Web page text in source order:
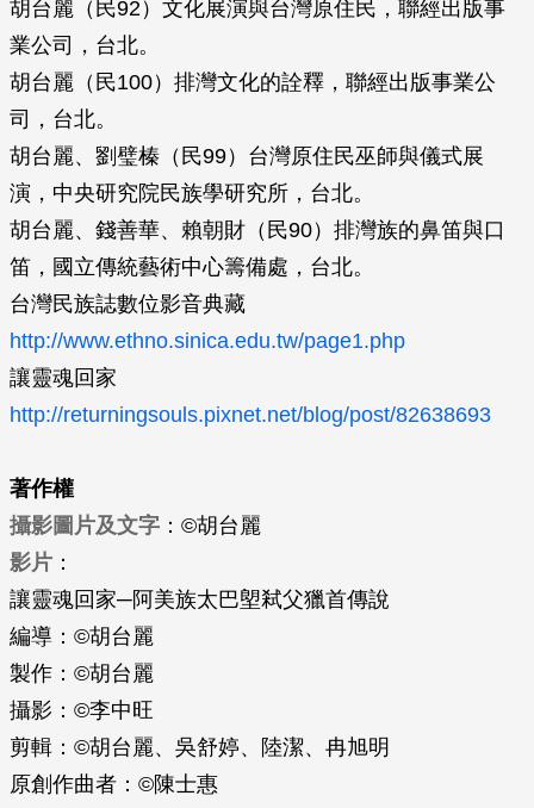
胡台麗（民92）文化展演與台灣原住民，聯經出版事
業公司，台北。
胡台麗（民100）排灣文化的詮釋，聯經出版事業公
司，台北。
胡台麗、劉璧榛（民99）台灣原住民巫師與儀式展
演，中央研究院民族學研究所，台北。
胡台麗、錢善華、賴朝財（民90）排灣族的鼻笛與口
笛，國立傳統藝術中心籌備處，台北。
台灣民族誌數位影音典藏
http://www.ethno.sinica.edu.tw/page1.php
讓靈魂回家
http://returningsouls.pixnet.net/blog/post/82638693
著作權
攝影圖片及文字 ：©胡台麗
影片 ：
讓靈魂回家─阿美族太巴塱弒父獵首傳說
編導：©胡台麗
製作：©胡台麗
攝影：©李中旺
剪輯：©胡台麗、吳舒婷、陸潔、冉旭明
原創作曲者：©陳士惠